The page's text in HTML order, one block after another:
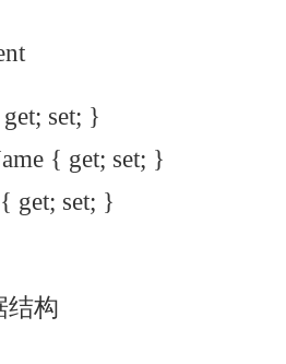
set; }
{ get; set; }
set; }
结构